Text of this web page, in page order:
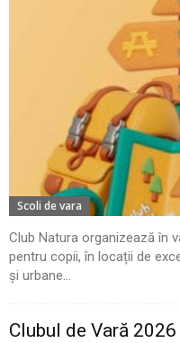
Scoli de vara
Club Natura organizează în
pentru copii, în locații de
și urbane...
Clubul de Vară